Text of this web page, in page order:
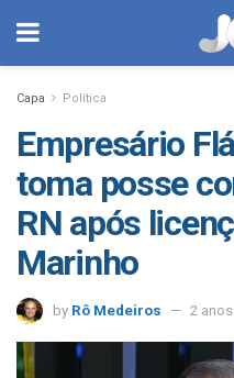
Capa Política
Empresário
toma posse
RN após
Marinho
by Rô Medeiros 2